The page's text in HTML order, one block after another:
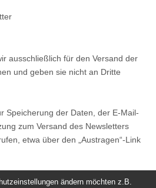
ausschließlich für den Versand der
und geben sie nicht an Dritte
Speicherung der Daten, der E-Mail-
zum Versand des Newsletters
etwa über den „Austragen“-Link
ändern möchten z.B.